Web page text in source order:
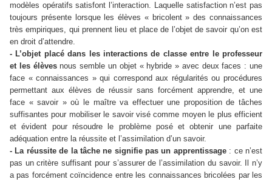
modèles opératifs satisfont l’interaction. Laquelle satisfaction n’est pas
toujours présente lorsque les élèves « bricolent » des connaissances
très empiriques, qui prennent lieu et place de l’objet de savoir qu’on est
en droit d’attendre.
- L’objet placé dans les interactions de classe entre le professeur
et les élèvesnous semble un objet « hybride » avec deux faces : une
face « connaissances » qui correspond aux régularités ou procédures
permettant aux élèves de réussir sans forcément apprendre, et une
face « savoir » où le maître va effectuer une proposition de tâches
suffisantes pour mobiliser le savoir visé comme moyen le plus efficient
et évident pour résoudre le problème posé et obtenir une parfaite
adéquation entre la réussite et l’assimilation d’un savoir.
- La réussite de la tâche ne signifie pas un apprentissage: ce n’est
pas un critère suffisant pour s’assurer de l’assimilation du savoir. Il n’y
a pas forcément coïncidence entre les connaissances bricolées par les